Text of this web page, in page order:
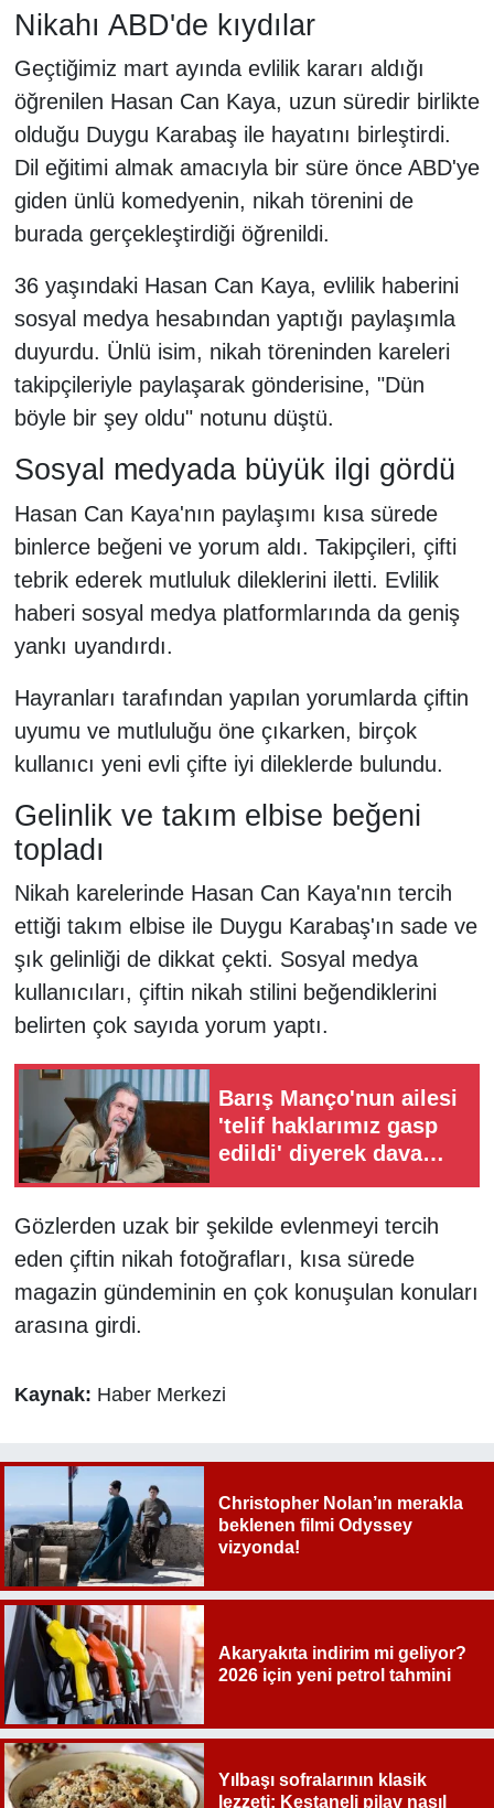
Nikahı ABD'de kıydılar
Geçtiğimiz mart ayında evlilik kararı aldığı
öğrenilen Hasan Can Kaya, uzun süredir birlikte
olduğu Duygu Karabaş ile hayatını birleştirdi.
Dil eğitimi almak amacıyla bir süre önce ABD'ye
giden ünlü komedyenin, nikah törenini de
burada gerçekleştirdiği öğrenildi.
36 yaşındaki Hasan Can Kaya, evlilik haberini
sosyal medya hesabından yaptığı paylaşımla
duyurdu. Ünlü isim, nikah töreninden kareleri
takipçileriyle paylaşarak gönderisine, "Dün
böyle bir şey oldu" notunu düştü.
Sosyal medyada büyük ilgi gördü
Hasan Can Kaya'nın paylaşımı kısa sürede
binlerce beğeni ve yorum aldı. Takipçileri, çifti
tebrik ederek mutluluk dileklerini iletti. Evlilik
haberi sosyal medya platformlarında da geniş
yankı uyandırdı.
Hayranları tarafından yapılan yorumlarda çiftin
uyumu ve mutluluğu öne çıkarken, birçok
kullanıcı yeni evli çifte iyi dileklerde bulundu.
Gelinlik ve takım elbise beğeni
topladı
Nikah karelerinde Hasan Can Kaya'nın tercih
ettiği takım elbise ile Duygu Karabaş'ın sade ve
şık gelinliği de dikkat çekti. Sosyal medya
kullanıcıları, çiftin nikah stilini beğendiklerini
belirten çok sayıda yorum yaptı.
Barış Manço'nun ailesi
'telif haklarımız gasp
edildi' diyerek dava
Gözlerden uzak bir şekilde evlenmeyi tercih
eden çiftin nikah fotoğrafları, kısa sürede
magazin gündeminin en çok konuşulan konuları
arasına girdi.
Kaynak: Haber Merkezi
Christopher Nolan’ın merakla
beklenen filmi Odyssey
vizyonda!
Akaryakıta indirim mi geliyor?
2026 için yeni petrol tahmini
Yılbaşı sofralarının klasik
lezzeti: Kestaneli pilav nasıl